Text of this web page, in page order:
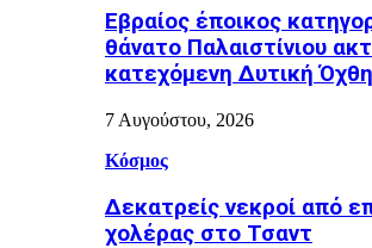
Εβραίος έποικος
θάνατο Παλαιστίνιου
κατεχόμενη Δυτική Όχθη
7 Αυγούστου, 2026
Κόσμος
Δεκατρείς νεκροί από
χολέρας στο Τσαντ